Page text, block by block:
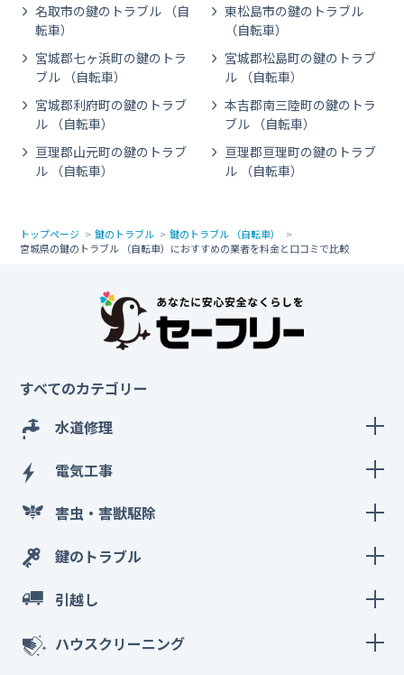
名取市の鍵のトラブル （自
転車）
東松島市の鍵のトラブル
（自転車）
宮城郡七ヶ浜町の鍵のトラ
ブル （自転車）
宮城郡松島町の鍵のトラブ
ル （自転車）
宮城郡利府町の鍵のトラブ
ル （自転車）
本吉郡南三陸町の鍵のトラ
ブル （自転車）
亘理郡山元町の鍵のトラブ
ル （自転車）
亘理郡亘理町の鍵のトラブ
ル （自転車）
トップページ 鍵のトラブル
鍵のトラブル （自転車）
宮城県の鍵のトラブル （自転車）におすすめの業者を料金と口コミで比較
すべてのカテゴリー
水道修理
電気工事
害虫・害獣駆除
鍵のトラブル
引越し
ハウスクリーニング